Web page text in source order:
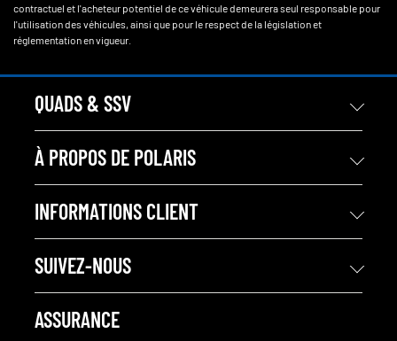
contractuel et l'acheteur potentiel de ce véhicule demeurera seul responsable pour
l'utilisation des véhicules, ainsi que pour le respect de la législation et
réglementation en vigueur.
QUADS & SSV
À PROPOS DE POLARIS
INFORMATIONS CLIENT
SUIVEZ-NOUS
ASSURANCE